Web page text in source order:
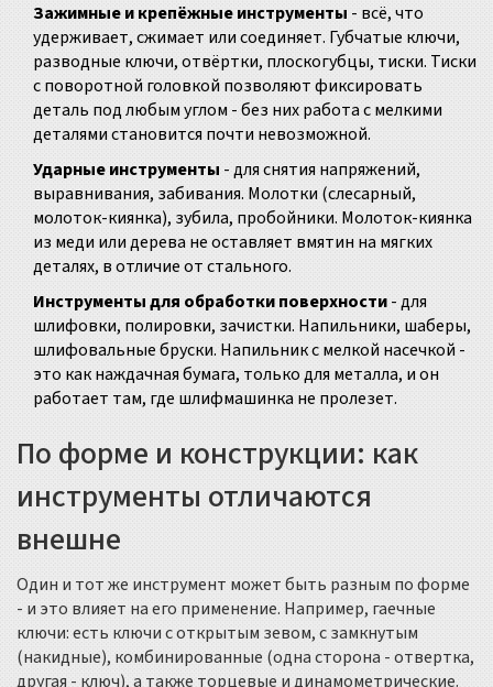
Зажимные и крепёжные инструменты - всё, что
удерживает, сжимает или соединяет. Губчатые ключи,
разводные ключи, отвёртки, плоскогубцы, тиски. Тиски
с поворотной головкой позволяют фиксировать
деталь под любым углом - без них работа с мелкими
деталями становится почти невозможной.
Ударные инструменты - для снятия напряжений,
выравнивания, забивания. Молотки (слесарный,
молоток-киянка), зубила, пробойники. Молоток-киянка
из меди или дерева не оставляет вмятин на мягких
деталях, в отличие от стального.
Инструменты для обработки поверхности- для
шлифовки, полировки, зачистки. Напильники, шаберы,
шлифовальные бруски. Напильник с мелкой насечкой -
это как наждачная бумага, только для металла, и он
работает там, где шлифмашинка не пролезет.
По форме и конструкции: как
инструменты отличаются
внешне
Один и тот же инструмент может быть разным по форме
- и это влияет на его применение. Например, гаечные
ключи: есть ключи с открытым зевом, с замкнутым
(накидные), комбинированные (одна сторона - отвертка,
другая - ключ), а также торцевые и динамометрические.